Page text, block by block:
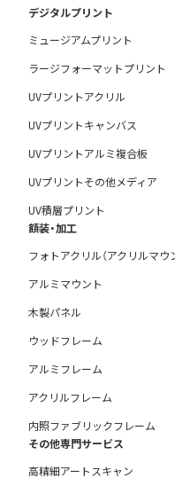
デジタルプリント
ミュージアムプリント
ラージフォーマットプリント
UVプリントアクリル
UVプリントキャンバス
UVプリントアルミ複合板
UVプリントその他メディア
UV積層プリント
額装・加工
フォトアクリル（アクリルマウ
アルミマウント
木製パネル
ウッドフレーム
アルミフレーム
アクリルフレーム
内照ファブリックフレーム
その他専門サービス
高精細アートスキャン